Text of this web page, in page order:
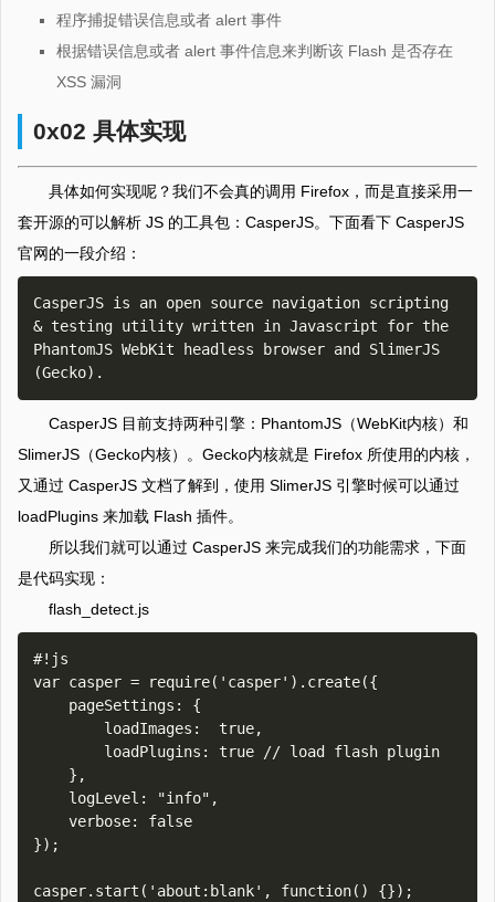
程序捕捉错误信息或者 alert 事件
根据错误信息或者 alert 事件信息来判断该 Flash 是否存在
XSS 漏洞
0x02 具体实现
具体如何实现呢？我们不会真的调用 Firefox，而是直接采用一
套开源的可以解析 JS 的工具包：CasperJS。下面看下 CasperJS
官网的一段介绍：
CasperJS is an open source navigation scripting
& testing utility written in Javascript for the
PhantomJS WebKit headless browser and SlimerJS
CasperJS 目前支持两种引擎：PhantomJS（WebKit内核）和
SlimerJS（Gecko内核）。Gecko内核就是 Firefox 所使用的内核，
又通过 CasperJS 文档了解到，使用 SlimerJS 引擎时候可以通过
loadPlugins 来加载 Flash 插件。
所以我们就可以通过 CasperJS 来完成我们的功能需求，下面
是代码实现：
flash_detect.js
#!js
var casper = require('casper').create({
});
casper.start('about:blank', function() {});